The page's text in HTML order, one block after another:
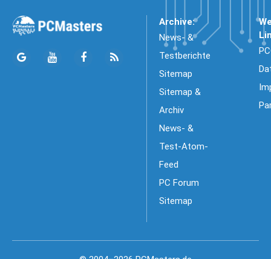
Archive:
News- &
Testberichte
Sitemap
Sitemap &
Archiv
News- &
Test-Atom-
Feed
PC Forum
Sitemap